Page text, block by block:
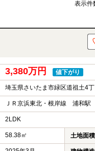
表示件
3,380万円 値下がり
埼玉県さいたま市緑区道祖土4丁
ＪＲ京浜東北・根岸線 浦和
2LDK
58.38㎡ 土地面積